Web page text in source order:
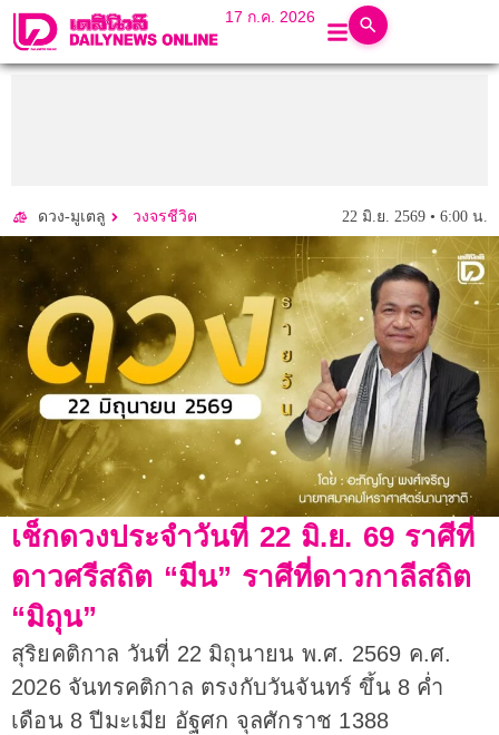
17 ก.ค. 2026
ดวง-มูเตลู วงจรชีวิต 22 มิ.ย. 2569 • 6:00 น.
เช็กดวงประจำวันที่ 22 มิ.ย. 69 ราศีที่
ดาวศรีสถิต “มีน” ราศีที่ดาวกาลีสถิต
“มิถุน”
สุริยคติกาล วันที่ 22 มิถุนายน พ.ศ. 2569 ค.ศ.
2026 จันทรคติกาล ตรงกับวันจันทร์ ขึ้น 8 ค่ำ
เดือน 8 ปีมะเมีย อัฐศก จุลศักราช 1388